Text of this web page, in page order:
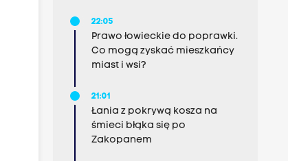
22:05
Prawo łowieckie do poprawki.
Co mogą zyskać mieszkańcy
miast i wsi?
21:01
Łania z pokrywą kosza na
śmieci błąka się po
Zakopanem